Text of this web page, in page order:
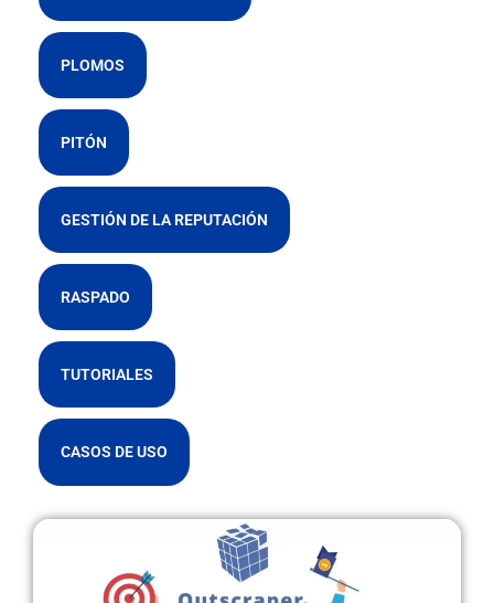
PLOMOS
PITÓN
GESTIÓN DE LA REPUTACIÓN
RASPADO
TUTORIALES
CASOS DE USO